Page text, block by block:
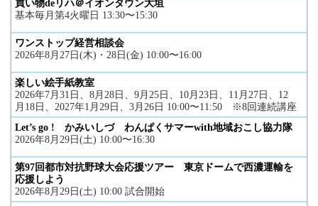
買い物deリハ＠イオンタウン大垣
基本毎月第4火曜日 13:30〜15:30
ワンストップ経営相談会
2026年8月27日(木)・28日(金) 10:00〜16:00
楽しい絵手紙教室
2026年7月31日、8月28日、9月25日、10月23日、11月27日、12
月18日、2027年1月29日、3月26日 10:00〜11:50 ※8回連続講座
Let’s go ! かみいしづ わんぱくサマーwith地域おこし協力隊
2026年8月29日(土) 10:00〜16:30
第97回都市対抗野球大会応援ツアー 東京ドームで西濃運輸を
応援しよう
2026年8月29日(土) 10:00 試合開始